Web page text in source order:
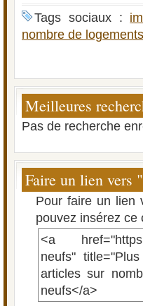
Tags sociaux :
nombre de
Meilleures
Pas de recherche
Faire un lien vers
Pour faire un lien
pouvez insérez ce
<a href="https://
neufs"
articles sur
neufs</a>